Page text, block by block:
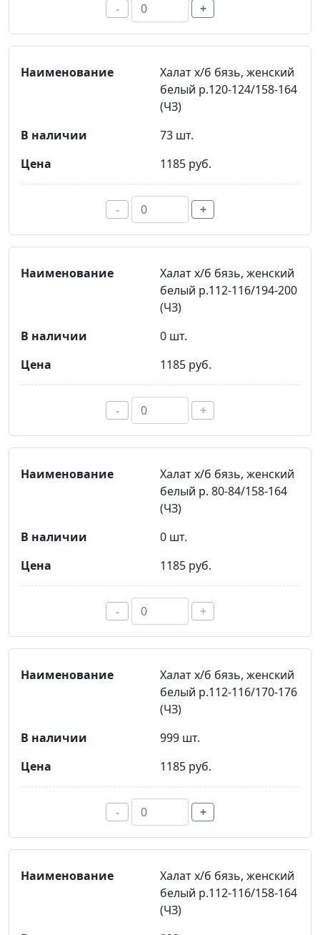
- +
Халат х/б бязь, женский
белый р.120-124/158-164
(ЧЗ)
73 шт.
1185 руб.
- +
Халат х/б бязь, женский
белый р.112-116/194-200
(ЧЗ)
0 шт.
1185 руб.
- +
Халат х/б бязь, женский
белый р. 80-84/158-164
(ЧЗ)
0 шт.
1185 руб.
- +
Халат х/б бязь, женский
белый р.112-116/170-176
(ЧЗ)
999 шт.
1185 руб.
- +
Халат х/б бязь, женский
белый р.112-116/158-164
(ЧЗ)